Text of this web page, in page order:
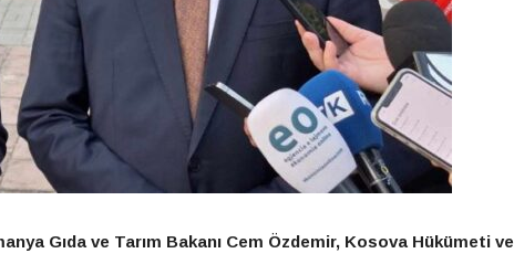
Gıda ve Tarım Bakanı Cem Özdemir, Kosova Hükümeti ve